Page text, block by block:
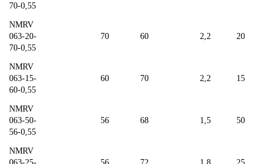
70-0,55
NMRV
063-20-
70-0,55
70 60 2,2 20
NMRV
063-15-
60-0,55
60 70 2,2 15
NMRV
063-50-
56-0,55
56 68 1,5 50
NMRV